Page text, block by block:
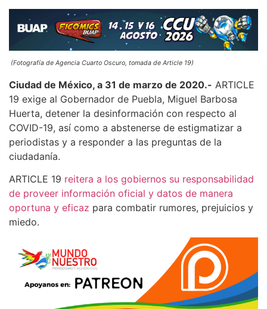
(Fotografía de Agencia Cuarto Oscuro, tomada de Article 19)
Ciudad de México, a 31 de marzo de 2020.- ARTICLE
19 exige al Gobernador de Puebla, Miguel Barbosa
Huerta, detener la desinformación con respecto al
COVID-19, así como a abstenerse de estigmatizar a
periodistas y a responder a las preguntas de la
ciudadanía.
ARTICLE 19 reitera a los gobiernos su responsabilidad
de proveer información oficial y datos de manera
oportuna y eficaz para combatir rumores, prejuicios y
miedo.